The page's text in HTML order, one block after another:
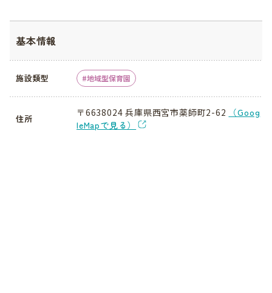
基本情報
施設類型 地域型保育園
住所
〒6638024 兵庫県西宮市薬師町2-62
（Goog
leMapで見る）